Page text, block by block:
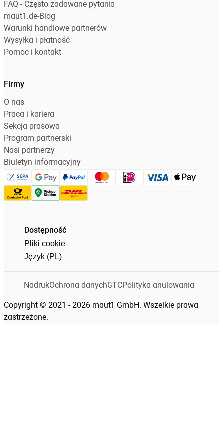
FAQ - Często zadawane pytania
maut1.de-Blog
Warunki handlowe partnerów
Wysyłka i płatność
Pomoc i kontakt
Firmy
O nas
Praca i kariera
Sekcja prasowa
Program partnerski
Nasi partnerzy
Biuletyn informacyjny
Dostępność
Pliki cookie
Język (PL)
Copyright © 2021 - 2026 maut1 GmbH. Wszelkie prawa
zastrzeżone.
NadrukOchrona danychGTCPolityka anulowania